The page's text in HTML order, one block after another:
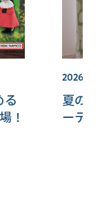
る
！
夏の
ーテ